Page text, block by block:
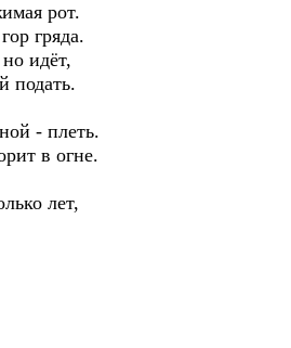
рот.
гряда.
идёт,
подать.
- плеть.
в огне.
лет,